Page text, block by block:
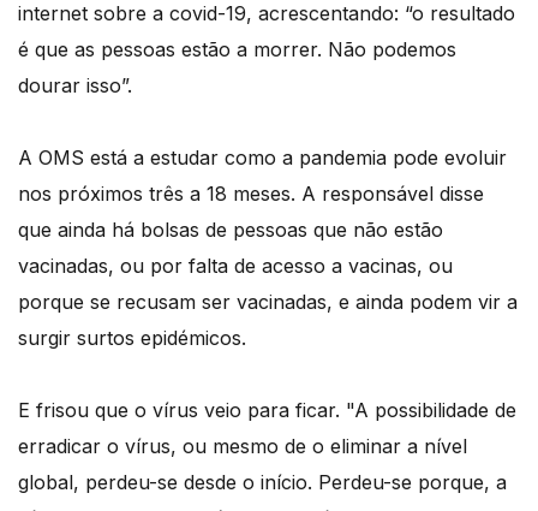
internet sobre a covid-19, acrescentando: “o resultado
é que as pessoas estão a morrer. Não podemos
dourar isso”.
A OMS está a estudar como a pandemia pode evoluir
nos próximos três a 18 meses. A responsável disse
que ainda há bolsas de pessoas que não estão
vacinadas, ou por falta de acesso a vacinas, ou
porque se recusam ser vacinadas, e ainda podem vir a
surgir surtos epidémicos.
E frisou que o vírus veio para ficar. "A possibilidade de
erradicar o vírus, ou mesmo de o eliminar a nível
global, perdeu-se desde o início. Perdeu-se porque, a